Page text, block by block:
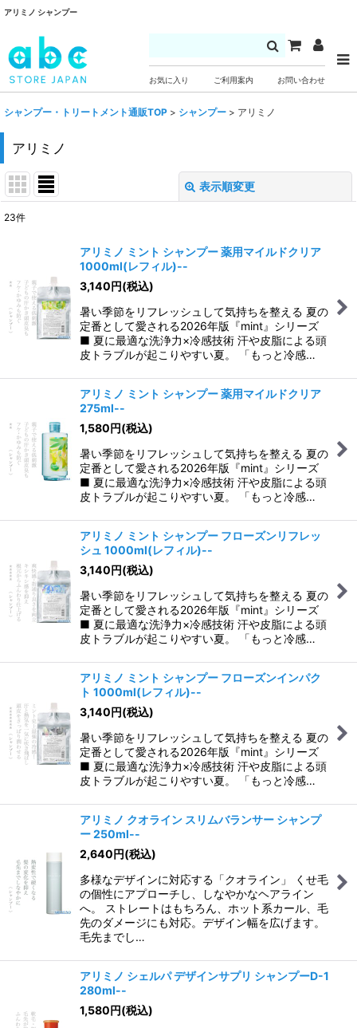
アリミノ シャンプー
お気に入り ご利用案内 お問い合わせ
シャンプー・トリートメント通販TOP > シャンプー > アリミノ
アリミノ
表示順変更
:
絞り込む
23件
アリミノ ミント シャンプー 薬用マイルドクリア
1000ml(レフィル)--
3,140円(税込)
暑い季節をリフレッシュして気持ちを整える 夏の
定番として愛される2026年版『mint』シリーズ
■ 夏に最適な洗浄力×冷感技術 汗や皮脂による頭
皮トラブルが起こりやすい夏。 「もっと冷感…
アリミノ ミント シャンプー 薬用マイルドクリア
275ml--
1,580円(税込)
暑い季節をリフレッシュして気持ちを整える 夏の
定番として愛される2026年版『mint』シリーズ
■ 夏に最適な洗浄力×冷感技術 汗や皮脂による頭
皮トラブルが起こりやすい夏。 「もっと冷感…
アリミノ ミント シャンプー フローズンリフレッ
シュ 1000ml(レフィル)--
3,140円(税込)
暑い季節をリフレッシュして気持ちを整える 夏の
定番として愛される2026年版『mint』シリーズ
■ 夏に最適な洗浄力×冷感技術 汗や皮脂による頭
皮トラブルが起こりやすい夏。 「もっと冷感…
アリミノ ミント シャンプー フローズンインパク
ト 1000ml(レフィル)--
3,140円(税込)
暑い季節をリフレッシュして気持ちを整える 夏の
定番として愛される2026年版『mint』シリーズ
■ 夏に最適な洗浄力×冷感技術 汗や皮脂による頭
皮トラブルが起こりやすい夏。 「もっと冷感…
アリミノ クオライン スリムバランサー シャンプ
ー 250ml--
2,640円(税込)
多様なデザインに対応する「クオライン」 くせ毛
の個性にアプローチし、しなやかなヘアライン
へ。 ストレートはもちろん、ホット系カール、毛
先のダメージにも対応。デザイン幅を広げます。
毛先までし…
アリミノ シェルパ デザインサプリ シャンプーD-1
280ml--
1,580円(税込)